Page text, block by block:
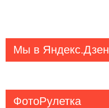
Мы в Яндекс.Дзен
ФотоРулетка